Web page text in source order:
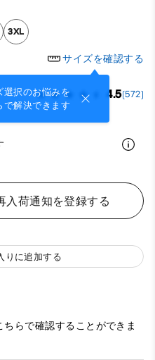
3XL
サイズを確認する
選択のお悩みを
で解決できます
4.5(572)
入荷通知を登録する
りに追加する
らで確認することができま